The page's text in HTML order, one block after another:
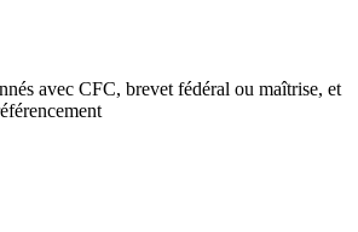
avec CFC, brevet fédéral ou maîtrise, et